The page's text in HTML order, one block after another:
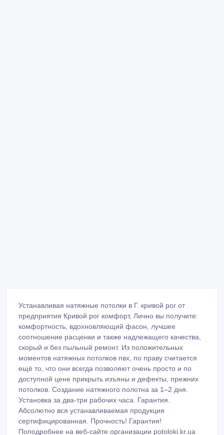
Устанавливая натяжные потолки в Г. кривой рог от
предприятия Кривой рог комфорт, Лично вы получите:
комфортность, вдохновляющий фасон, лучшее
соотношение расценки и также надлежащего качества,
скорый и без пыльный ремонт. Из положительных
моментов натяжных потолков пвх, по праву считается
ещё то, что они всегда позволяют очень просто и по
доступной цене прикрыть изъяны и дефекты, прежних
потолков. Создание натяжного полотна за 1–2 дня.
Установка за два-три рабочих часа. Гарантия.
Абсолютно вся устанавливаемая продукция
сертифицированная. Прочность! Гарантия!
Поподробнее на веб-сайте организации potoloki.kr.ua